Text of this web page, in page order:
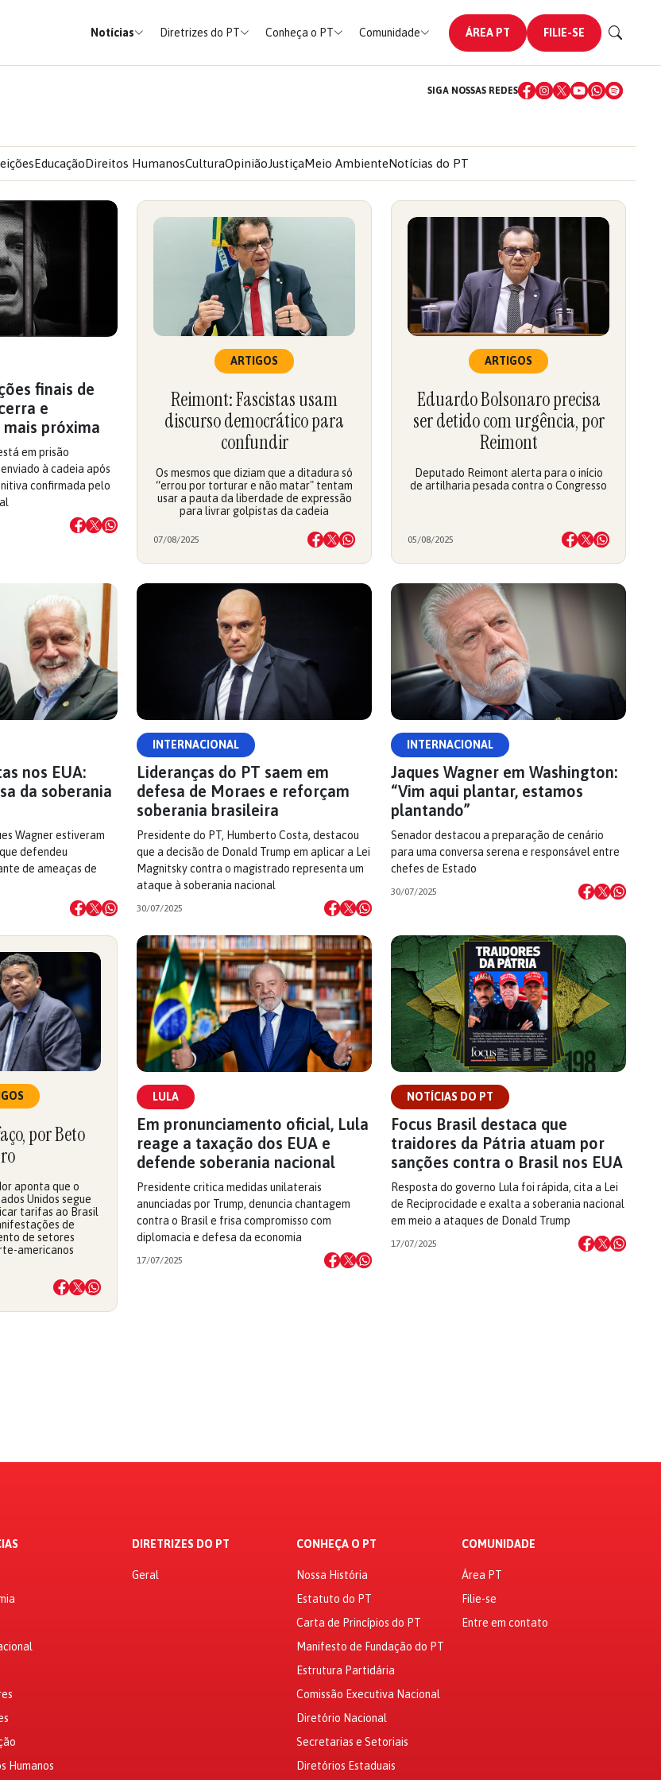
Notícias Diretrizes do PT Conheça o PT Comunidade ÁREA PT FILIE-SE
SIGA NOSSAS REDES
EducaçãoDireitos HumanosCulturaOpiniãoJustiçaMeio AmbienteNotícias do PT
finais de
e
próxima
em prisão
à cadeia após
confirmada pelo
ARTIGOS
Reimont: Fascistas usam
discurso democrático para
confundir
Os mesmos que diziam que a ditadura só
“errou por torturar e não matar" tentam
usar a pauta da liberdade de expressão
para livrar golpistas da cadeia
07/08/2025
ARTIGOS
Eduardo Bolsonaro precisa
ser detido com urgência, por
Reimont
Deputado Reimont alerta para o início
de artilharia pesada contra o Congresso
05/08/2025
nos EUA:
da soberania
Wagner estiveram
defendeu
de ameaças de
INTERNACIONAL
Lideranças do PT saem em
defesa de Moraes e reforçam
soberania brasileira
Presidente do PT, Humberto Costa, destacou
que a decisão de Donald Trump em aplicar a Lei
Magnitsky contra o magistrado representa um
ataque à soberania nacional
30/07/2025
INTERNACIONAL
Jaques Wagner em Washington:
“Vim aqui plantar, estamos
plantando”
Senador destacou a preparação de cenário
para uma conversa serena e responsável entre
chefes de Estado
30/07/2025
por Beto
aponta que o
Unidos segue
tarifas ao Brasil
de
de setores
americanos
LULA
Em pronunciamento oficial, Lula
reage a taxação dos EUA e
defende soberania nacional
Presidente critica medidas unilaterais
anunciadas por Trump, denuncia chantagem
contra o Brasil e frisa compromisso com
diplomacia e defesa da economia
17/07/2025
NOTÍCIAS DO PT
Focus Brasil destaca que
traidores da Pátria atuam por
sanções contra o Brasil nos EUA
Resposta do governo Lula foi rápida, cita a Lei
de Reciprocidade e exalta a soberania nacional
em meio a ataques de Donald Trump
17/07/2025
Humanos
DIRETRIZES DO PT
Geral
CONHEÇA O PT
Nossa História
Estatuto do PT
Carta de Princípios do PT
Manifesto de Fundação do PT
Estrutura Partidária
Comissão Executiva Nacional
Diretório Nacional
Secretarias e Setoriais
Diretórios Estaduais
COMUNIDADE
Área PT
Filie-se
Entre em contato